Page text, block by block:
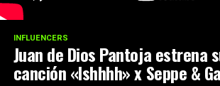
INFLUENCERS
Juan de Dios Pantoja estrena
canción «Ishhhh» x Seppe &